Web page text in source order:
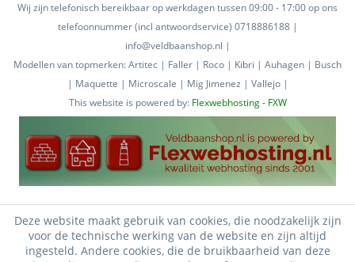
Wij zijn telefonisch bereikbaar op werkdagen tussen 09:00 - 17:00 op ons
telefoonnummer (incl antwoordservice) 0718886188 |
info@veldbaanshop.nl |
Modellen van topmerken: Artitec | Faller | Roco | Kibri | Auhagen | Busch
| Maquette | Microscale | Mig Jimenez | Vallejo |
This website is powered by: Flexwebhosting - FXW
Deze website maakt gebruik van cookies, die noodzakelijk zijn
voor de technische werking van de website en zijn altijd
ingesteld. Andere cookies, die de bruikbaarheid van deze